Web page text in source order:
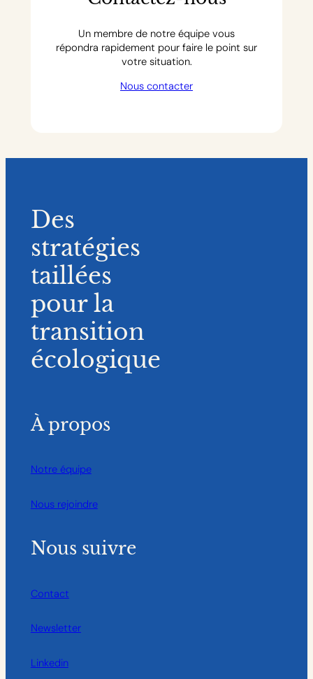
Un membre de notre équipe vous
répondra rapidement pour faire le point sur
votre situation.
Nous contacter
Des
stratégies
taillées
pour la
transition
écologique
À propos
Notre équipe
Nous rejoindre
Nous suivre
Contact
Newsletter
Linkedin